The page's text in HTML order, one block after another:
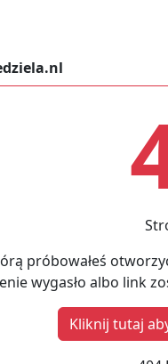
próbowałeś
wygasło albo link
Kliknij tutaj